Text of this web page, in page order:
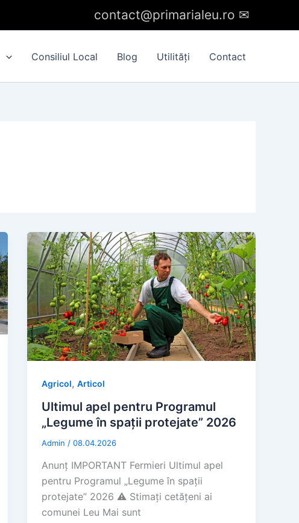
contact@primarialeu.ro ✉︎
Consiliul Local Blog Utilități Contact
Agricol,Articol
Ultimul apel pentru Programul
„Legume în spații protejate” 2026
Admin /08.04.2026
Anunț IMPORTANT Fermieri Ultimul apel
pentru Programul „Legume în spații
protejate” 2026 ⚠️ Stimați cetățeni ai
comunei Leu Mai sunt